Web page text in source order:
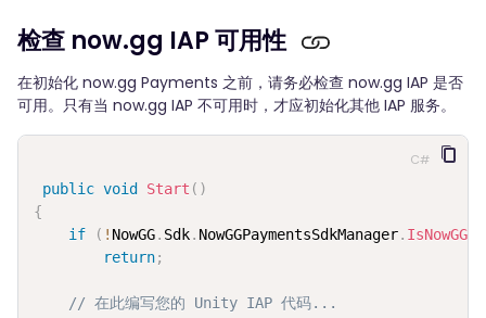
检查 now.gg IAP 可用性
在初始化 now.gg Payments 之前，请务必检查 now.gg IAP 是否
可用。只有当 now.gg IAP 不可用时，才应初始化其他 IAP 服务。
public void Start ( )
{
if
( ! NowGG. Sdk. NowGGPaymentsSdkManager.
return;
// 在此编写您的 Unity IAP 代码...
C#